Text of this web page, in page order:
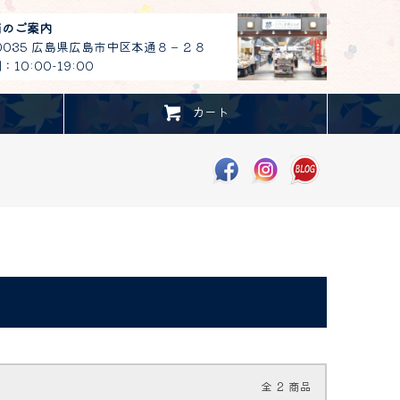
ご案内
広島県広島市中区本通８－２８
：10:00-19:00
カート
全 2 商品